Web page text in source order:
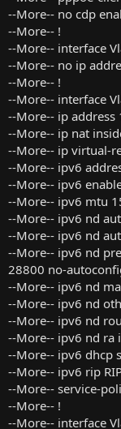
--More-- no cdp
--More-- !
--More-- interface
--More-- no ip
--More-- !
--More-- interface
--More-- ip
--More-- ip nat
--More-- ip virtual-
--More-- ipv6
--More-- ipv6
--More-- ipv6 mtu
--More-- ipv6 nd
--More-- ipv6 nd
--More-- ipv6 nd
28800 no-
--More-- ipv6 nd
--More-- ipv6 nd
--More-- ipv6 nd
--More-- ipv6 nd ra
--More-- ipv6 dhcp
--More-- ipv6 rip
--More-- service-
--More-- !
--More-- interface